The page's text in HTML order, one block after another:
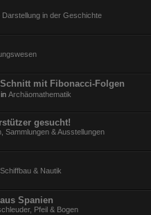
Darstellung in der Geschichte
mit Fibonacci-Folgen
Archäomathematik
gesucht!
Sammlungen & Ausstellungen
& Nautik
Spanien
Pfeil & Bogen